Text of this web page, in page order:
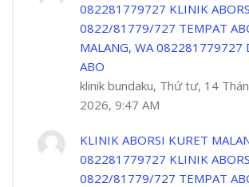
082281779727 KLINIK
0822/81779/727 TEMPAT
MALANG, WA 082281779727
ABO
klinik bundaku, Thứ tư, 14
2026, 9:47 AM
KLINIK ABORSI KURET
082281779727 KLINIK
0822/81779/727 TEMPAT